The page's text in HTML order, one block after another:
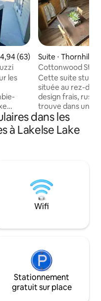
moyenne sur la
4,94 (63)
les
3 salles
ainsi
un
lac
dans
en
Suite ⋅ Thornhill
Cottonwood
Cette suite
située au rez-de-
design frais,
trouve dans un
familial, à
voiture du centre-
logement
travail ; une
salle de bain avec
de rangement
buanderie
nécessaire.
dans les
à Lakelse Lake
Wifi
Stationnement
gratuit sur place